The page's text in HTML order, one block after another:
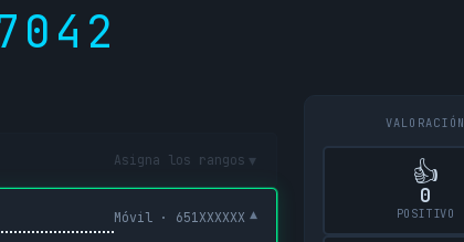
Asigna los rangos ▾
Móvil · 651XXXXXX ▾
VALORACIÓN
👍
0
POSITIVO